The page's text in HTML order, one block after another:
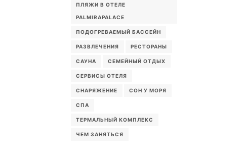
ПЛЯЖИ В ОТЕЛЕ
PALMIRAPALACE
ПОДОГРЕВАЕМЫЙ БАССЕЙН
РАЗВЛЕЧЕНИЯ РЕСТОРАНЫ
САУНА СЕМЕЙНЫЙ ОТДЫХ
СЕРВИСЫ ОТЕЛЯ
СНАРЯЖЕНИЕ СОН У МОРЯ
СПА
ТЕРМАЛЬНЫЙ КОМПЛЕКС
ЧЕМ ЗАНЯТЬСЯ